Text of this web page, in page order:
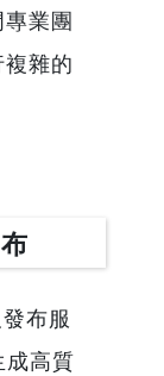
業團
雜的
布服
高質